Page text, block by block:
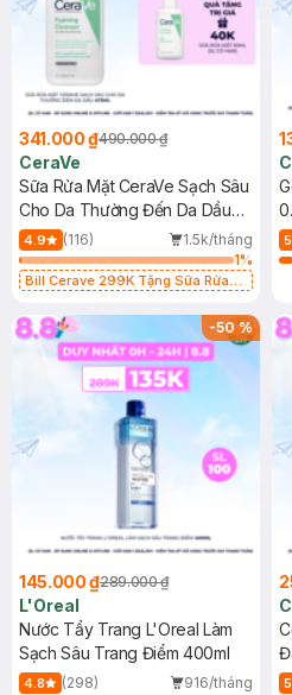
341.000 ₫490.000 ₫
CeraVe
Sữa Rửa Mặt CeraVe Sạch Sâu
Cho Da Thường Đến Da Dầu
473ml
4.9 (116)
1.5k/tháng
1%
Bill Cerave 299K Tặng Sữa Rửa
-50%
145.000 ₫289.000 ₫
L'Oreal
Nước Tẩy Trang L'Oreal Làm
Sạch Sâu Trang Điểm 400ml
4.8 (298)
916/tháng